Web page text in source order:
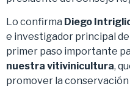
Lo confirma Diego
e investigador principal
primer paso importante
nuestra vitivinicultura,
promover la